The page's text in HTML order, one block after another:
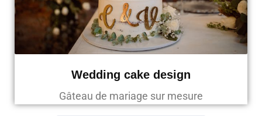
Wedding cake design
Gâteau de mariage sur mesure